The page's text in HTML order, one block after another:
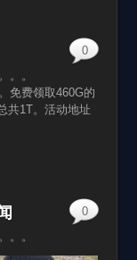
。。
免费领取460G的
共1T。活动地址
0
。。
0